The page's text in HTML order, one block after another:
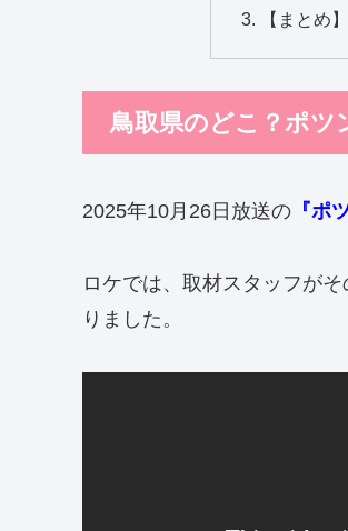
【まとめ
鳥取県のどこ？ポツ
2025年10月26日放送の 『ポ
ロケでは、取材スタッフがそ
りました。